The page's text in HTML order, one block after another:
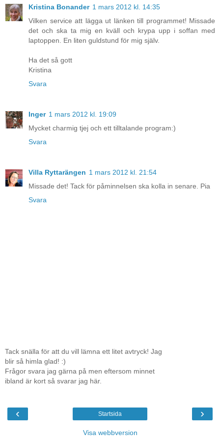
Kristina Bonander 1 mars 2012 kl. 14:35
Vilken service att lägga ut länken till programmet! Missade
det och ska ta mig en kväll och krypa upp i soffan med
laptoppen. En liten guldstund för mig själv.
Ha det så gott
Kristina
Svara
Inger 1 mars 2012 kl. 19:09
Mycket charmig tjej och ett tilltalande program:)
Svara
Villa Ryttarängen 1 mars 2012 kl. 21:54
Missade det! Tack för påminnelsen ska kolla in senare. Pia
Svara
Tack snälla för att du vill lämna ett litet avtryck! Jag
blir så himla glad! :)
Frågor svara jag gärna på men eftersom minnet
ibland är kort så svarar jag här.
‹ ›
Startsida
Visa webbversion